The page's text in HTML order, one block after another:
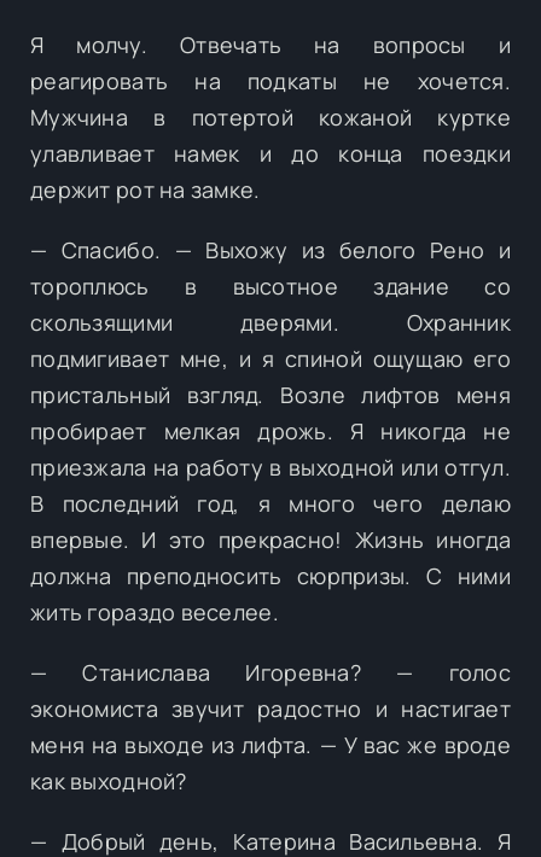
Я молчу. Отвечать на вопросы и
реагировать на подкаты не хочется.
Мужчина в потертой кожаной куртке
улавливает намек и до конца поездки
держит рот на замке.
— Спасибо. — Выхожу из белого Рено и
тороплюсь в высотное здание со
скользящими дверями. Охранник
подмигивает мне, и я спиной ощущаю его
пристальный взгляд. Возле лифтов меня
пробирает мелкая дрожь. Я никогда не
приезжала на работу в выходной или отгул.
В последний год, я много чего делаю
впервые. И это прекрасно! Жизнь иногда
должна преподносить сюрпризы. С ними
жить гораздо веселее.
— Станислава Игоревна? — голос
экономиста звучит радостно и настигает
меня на выходе из лифта. — У вас же вроде
как выходной?
— Добрый день, Катерина Васильевна. Я